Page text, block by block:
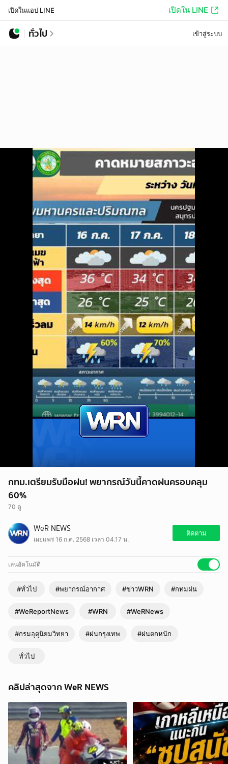
เปิดในแอป LINE เปิดใน LINE
ทั่วไป เข้าสู่ระบบ
กทม.เตรียมรับมือฝน! พยากรณ์วันนี้คาดฝนครอบคลุม
60%
70 ดู
WeR NEWS
เผยแพร่ 16 ก.ค. 2568 เวลา 04.17 น.
ติดตาม
เล่นอัตโนมัติ
#ทั่วไป #พยากรณ์อากาศ #ข่าวWRN #กทมฝน
#WeReportNews #WRN #WeRNews
#กรมอุตุนิยมวิทยา #ฝนกรุงเทพ #ฝนตกหนัก
ทั่วไป
คลิปล่าสุดจาก WeR NEWS